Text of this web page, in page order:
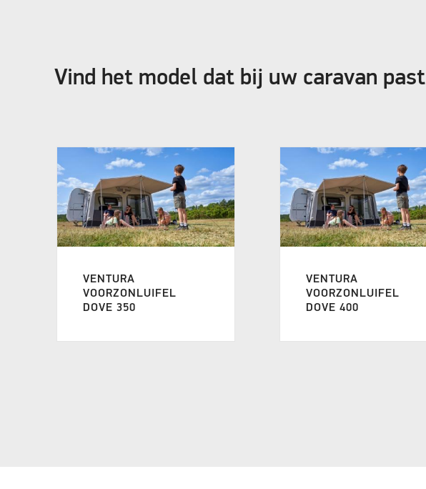
Vind het model dat bij uw caravan past
VENTURA
VOORZONLUIFEL
DOVE 350
VENTURA
VOORZONLUIFEL
DOVE 400